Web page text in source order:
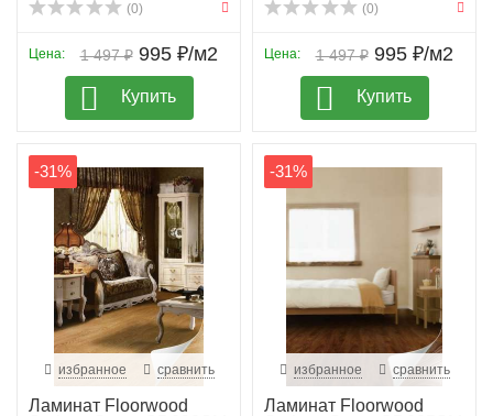
(0)
1 497 ₽
Цена: 995 ₽/м2
Купить
(0)
1 497 ₽
Цена: 995 ₽/м2
Купить
-31%
избранное сравнить
Ламинат Floorwood
-31%
избранное сравнить
Ламинат Floorwood